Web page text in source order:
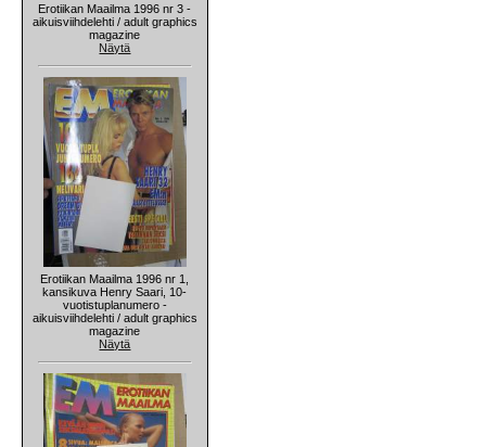
Erotiikan Maailma 1996 nr 3 -
aikuisviihdelehti / adult graphics
magazine
Näytä
Erotiikan Maailma 1996 nr 1,
kansikuva Henry Saari, 10-
vuotistuplanumero -
aikuisviihdelehti / adult graphics
magazine
Näytä